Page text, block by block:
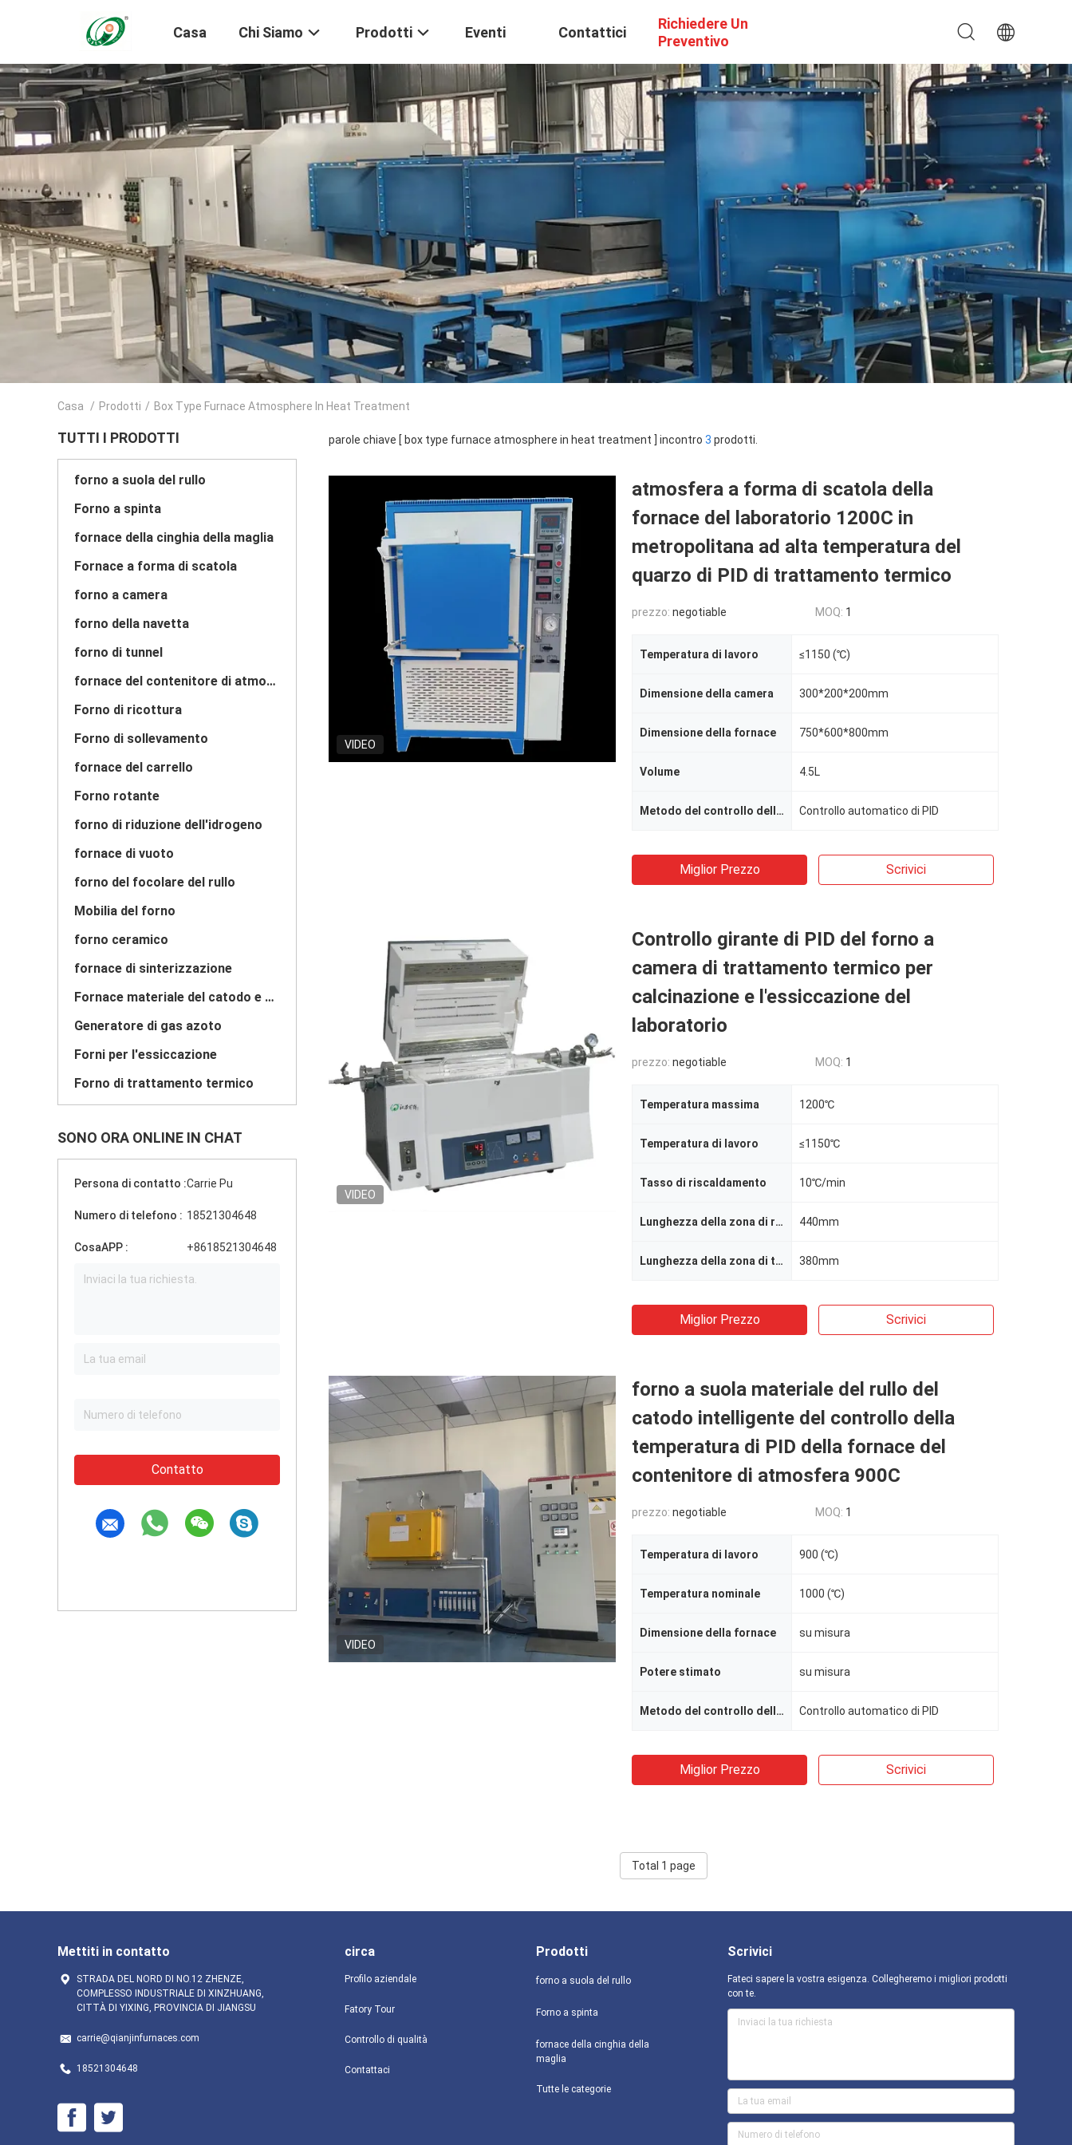
Casa Chi Siamo Prodotti Eventi Contattici
Richiedere Un
Preventivo
Casa / Prodotti / Box Type Furnace Atmosphere In Heat Treatment
TUTTI I PRODOTTI
forno a suola del rullo
Forno a spinta
fornace della cinghia della maglia
Fornace a forma di scatola
forno a camera
forno della navetta
forno di tunnel
fornace del contenitore di atmosfera
Forno di ricottura
Forno di sollevamento
fornace del carrello
Forno rotante
forno di riduzione dell'idrogeno
fornace di vuoto
forno del focolare del rullo
Mobilia del forno
forno ceramico
fornace di sinterizzazione
Fornace materiale del catodo e dell'anodo
Generatore di gas azoto
Forni per l'essiccazione
Forno di trattamento termico
SONO ORA ONLINE IN CHAT
Persona di contatto :Carrie Pu
Numero di telefono : 18521304648
CosaAPP : +8618521304648
Contatto
parole chiave [ box type furnace atmosphere in heat treatment ] incontro 3 prodotti.
VIDEO
atmosfera a forma di scatola della
fornace del laboratorio 1200C in
metropolitana ad alta temperatura del
quarzo di PID di trattamento termico
prezzo: negotiable MOQ: 1
Temperatura di lavoro ≤1150 (℃)
Dimensione della camera 300*200*200mm
Dimensione della fornace 750*600*800mm
Volume 4.5L
Metodo del controllo della temperatura Controllo automatico di PID
Miglior Prezzo Scrivici
VIDEO
Controllo girante di PID del forno a
camera di trattamento termico per
calcinazione e l'essiccazione del
laboratorio
prezzo: negotiable MOQ: 1
Temperatura massima 1200℃
Temperatura di lavoro ≤1150℃
Tasso di riscaldamento 10℃/min
Lunghezza della zona di riscaldamento 440mm
Lunghezza della zona di temperatura costante 380mm
Miglior Prezzo Scrivici
VIDEO
forno a suola materiale del rullo del
catodo intelligente del controllo della
temperatura di PID della fornace del
contenitore di atmosfera 900C
prezzo: negotiable MOQ: 1
Temperatura di lavoro 900 (℃)
Temperatura nominale 1000 (℃)
Dimensione della fornace su misura
Potere stimato su misura
Metodo del controllo della temperatura Controllo automatico di PID
Miglior Prezzo Scrivici
Total 1 page
Mettiti in contatto
STRADA DEL NORD DI NO.12 ZHENZE,
COMPLESSO INDUSTRIALE DI XINZHUANG,
CITTÀ DI YIXING, PROVINCIA DI JIANGSU
carrie@qianjinfurnaces.com
18521304648
circa
Profilo aziendale
Fatory Tour
Controllo di qualità
Contattaci
Prodotti
forno a suola del rullo
Forno a spinta
fornace della cinghia della
maglia
Tutte le categorie
Scrivici
Fateci sapere la vostra esigenza. Collegheremo i migliori prodotti
con te.